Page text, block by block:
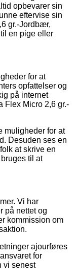
opbevarer sin
eftervise sin
gr.-Jordbær,
en pige eller
for at
opfattelser og
på internet
Flex Micro 2,6 gr.-
muligheder for at
Desuden ses en
at skrive en
til at
Vi har
på nettet og
kommission om
ajourføres
for
vi senest